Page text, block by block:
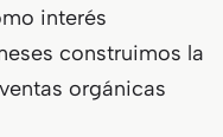
interés
construimos la
orgánicas